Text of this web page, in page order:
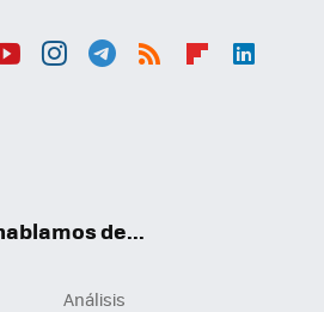
de...
Análisis